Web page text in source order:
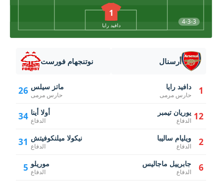
4-3-3
1
دافيد رايا
نوتنجهام فورست
26 ماتز سيلس
حارس مرمى
34 أولا أينا
الدفاع
31 نيكولا ميلنكوفيتش
الدفاع
5 موريلو
الدفاع
أرسنال
1 دافيد رايا
حارس مرمى
12 يوريان تيمبر
الدفاع
2 ويليام ساليبا
الدفاع
6 جابرييل ماجاليس
الدفاع